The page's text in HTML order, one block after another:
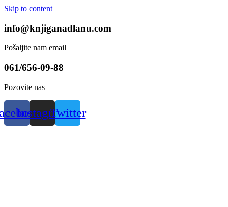
Skip to content
info@knjiganadlanu.com
Pošaljite nam email
061/656-09-88
Pozovite nas
InstagramTwitter